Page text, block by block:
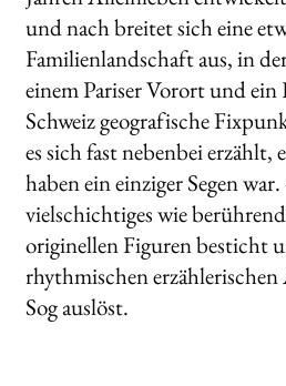
und nach breitet sich eine
Familienlandschaft aus, in
einem Pariser Vorort und
Schweiz geografische
es sich fast nebenbei erzählt,
haben ein einziger Segen
vielschichtiges wie
originellen Figuren besticht
rhythmischen
Sog auslöst.